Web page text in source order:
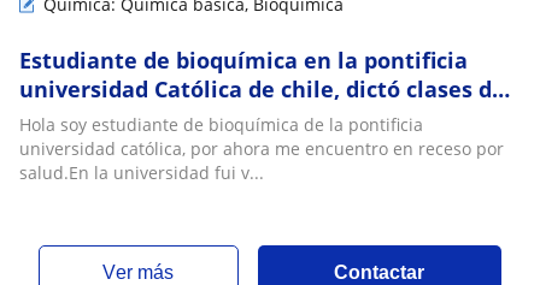
Estudiante de bioquímica en la pontificia
universidad Católica de chile, dictó clases de
biología, química y matemáticas a
estudiantes de 5to a 4to medio. Este año me
tomé un receso por salud por eso me
Hola soy estudiante de bioquímica de la pontificia
universidad católica, por ahora me encuentro en receso por
salud.En la universidad fui v...
ver más Contactar